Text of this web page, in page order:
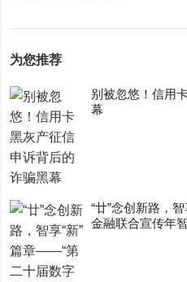
为您推荐
别被忽悠！信用
幕
“廿”念创新路，
金融联合宣传年